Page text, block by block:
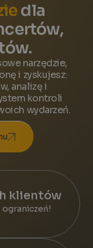
dla
narzędzie,
i zyskujesz:
analizę i
kontroli
wydarzeń.
klientów
ograniczeń!